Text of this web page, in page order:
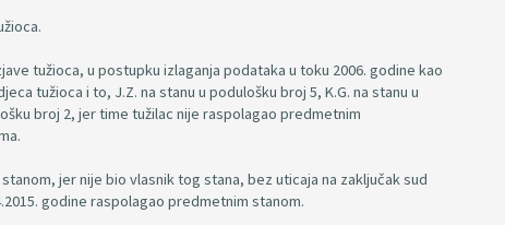
tužioca, u postupku izlaganja podataka u toku 2006. godine kao
tužioca i to, J.Z. na stanu u podulošku broj 5, K.G. na stanu u
broj 2, jer time tužilac nije raspolagao predmetnim
jer nije bio vlasnik tog stana, bez uticaja na zaključak sud
godine raspolagao predmetnim stanom.